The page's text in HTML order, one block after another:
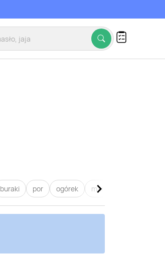
buraki por ogórek marchew